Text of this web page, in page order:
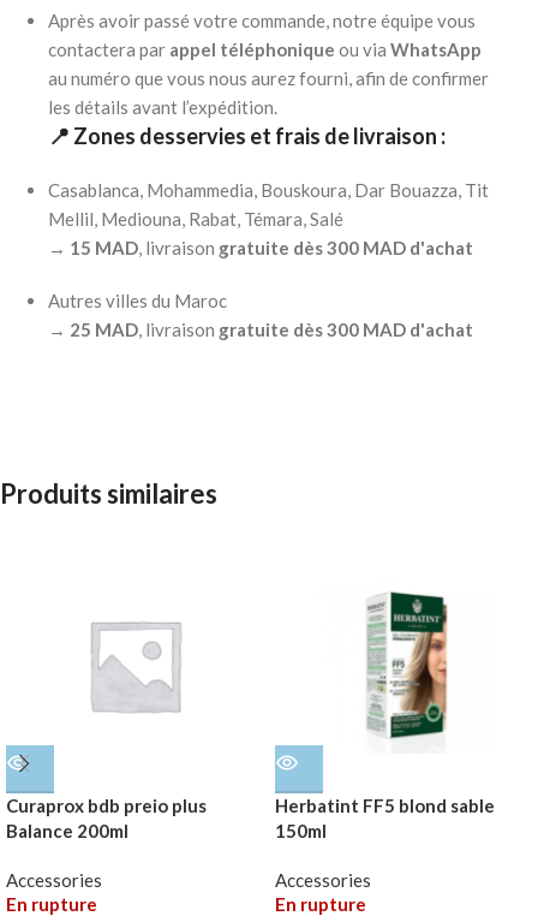
Après avoir passé votre commande, notre équipe vous
contactera par appel téléphonique ou via WhatsApp
au numéro que vous nous aurez fourni, afin de confirmer
les détails avant l’expédition.
📍 Zones desservies et frais de livraison :
Casablanca, Mohammedia, Bouskoura, Dar Bouazza, Tit
Mellil, Mediouna, Rabat, Témara, Salé
→ 15 MAD, livraison gratuite dès 300 MAD d'achat
Autres villes du Maroc
→ 25 MAD, livraison gratuite dès 300 MAD d'achat
Produits similaires
Curaprox bdb preio plus
Balance 200ml
Accessories
En rupture
Herbatint FF5 blond sable
150ml
Accessories
En rupture